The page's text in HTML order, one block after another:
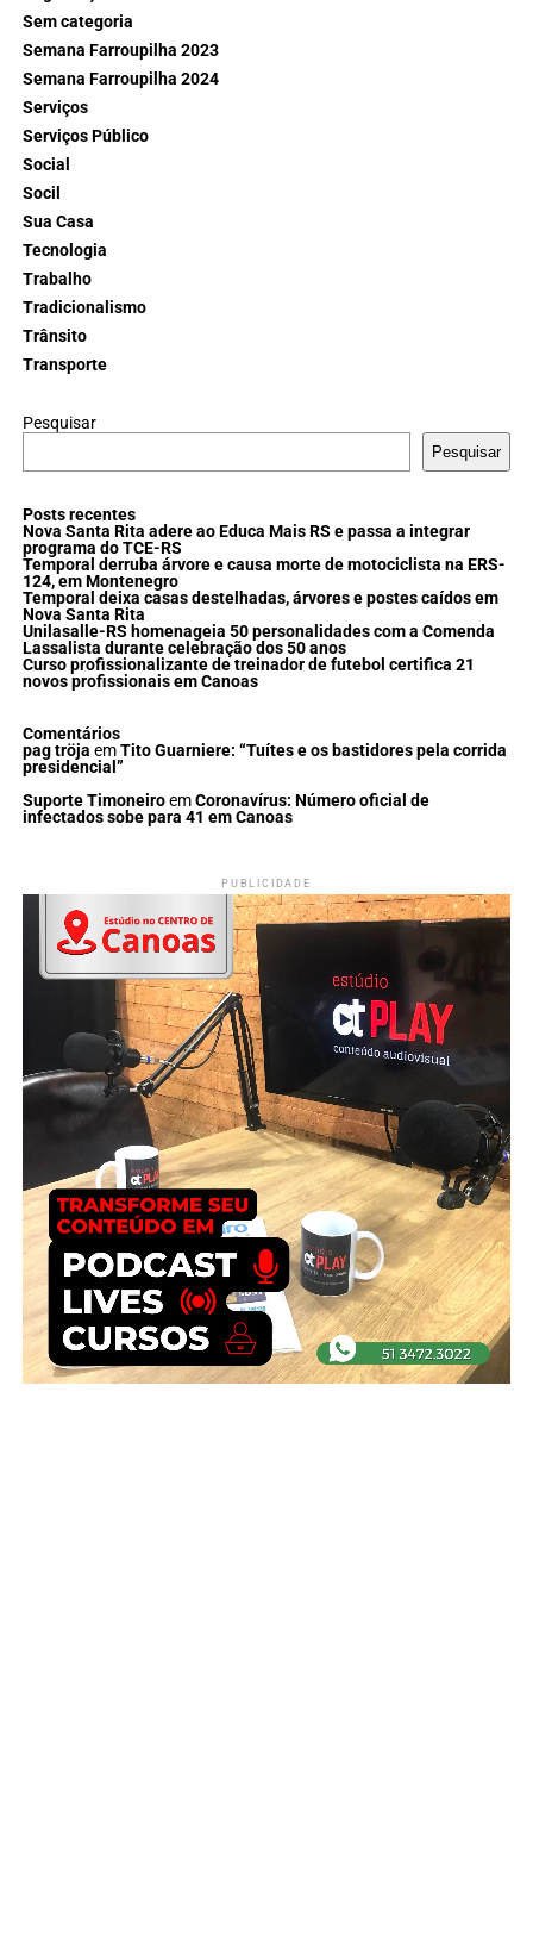
Sem categoria
Semana Farroupilha 2023
Semana Farroupilha 2024
Serviços
Serviços Público
Social
Socil
Sua Casa
Tecnologia
Trabalho
Tradicionalismo
Trânsito
Transporte
Pesquisar
Pesquisar
Posts recentes
Nova Santa Rita adere ao Educa Mais RS e passa a integrar
programa do TCE-RS
Temporal derruba árvore e causa morte de motociclista na ERS-
124, em Montenegro
Temporal deixa casas destelhadas, árvores e postes caídos em
Nova Santa Rita
Unilasalle-RS homenageia 50 personalidades com a Comenda
Lassalista durante celebração dos 50 anos
Curso profissionalizante de treinador de futebol certifica 21
novos profissionais em Canoas
Comentários
pag tröja emTito Guarniere: “Tuítes e os bastidores pela corrida
presidencial”
Suporte TimoneiroemCoronavírus: Número oficial de
infectados sobe para 41 em Canoas
PUBLICIDADE